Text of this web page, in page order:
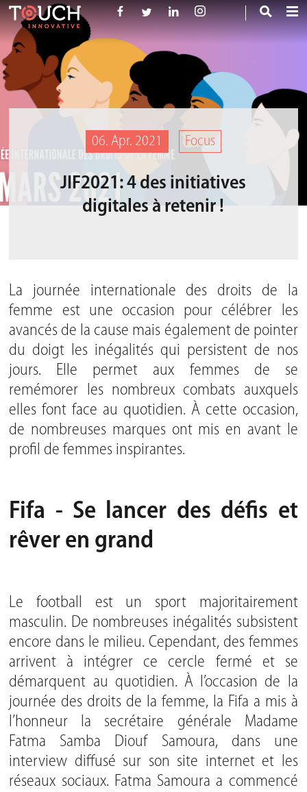
06. Apr. 2021 Focus
JIF2021: 4 des initiatives
digitales à retenir !
La journée internationale des droits de la
femme est une occasion pour célébrer les
avancés de la cause mais également de pointer
du doigt les inégalités qui persistent de nos
jours. Elle permet aux femmes de se
remémorer les nombreux combats auxquels
elles font face au quotidien. À cette occasion,
de nombreuses marques ont mis en avant le
profil de femmes inspirantes.
Fifa - Se lancer des défis et
rêver en grand
Le football est un sport majoritairement
masculin. De nombreuses inégalités subsistent
encore dans le milieu. Cependant, des femmes
arrivent à intégrer ce cercle fermé et se
démarquent au quotidien. À l’occasion de la
journée des droits de la femme, la Fifa a mis à
l’honneur la secrétaire générale Madame
Fatma Samba Diouf Samoura, dans une
interview diffusé sur son site internet et les
réseaux sociaux. Fatma Samoura a commencé